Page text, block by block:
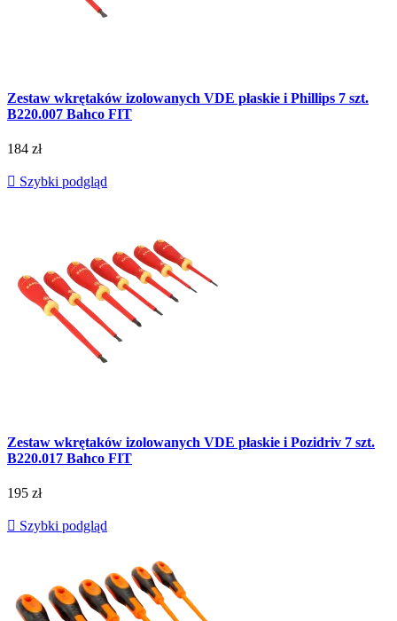
Zestaw wkrętaków izolowanych VDE płaskie i Phillips 7 szt.
B220.007 Bahco FIT
184 zł
 Szybki podgląd
Zestaw wkrętaków izolowanych VDE płaskie i Pozidriv 7 szt.
B220.017 Bahco FIT
195 zł
 Szybki podgląd